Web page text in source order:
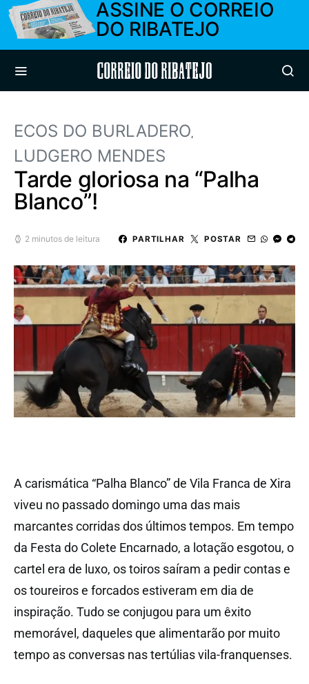
ASSINE O CORREIO
DO RIBATEJO
Correio do Ribatejo
ECOS DO BURLADERO
LUDGERO MENDES
Tarde gloriosa na “Palha
Blanco”!
2 minutos de leitura PARTILHAR POSTAR
A carismática “Palha Blanco” de Vila Franca de Xira
viveu no passado domingo uma das mais
marcantes corridas dos últimos tempos. Em tempo
da Festa do Colete Encarnado, a lotação esgotou, o
cartel era de luxo, os toiros saíram a pedir contas e
os toureiros e forcados estiveram em dia de
inspiração. Tudo se conjugou para um êxito
memorável, daqueles que alimentarão por muito
tempo as conversas nas tertúlias vila-franquenses.